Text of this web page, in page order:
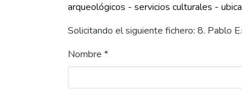
arqueológicos - servicios culturales -
Solicitando el siguiente fichero: 8. Pablo
Nombre *